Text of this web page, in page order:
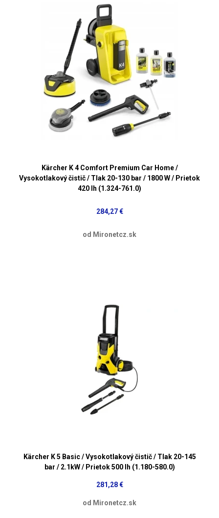
Kärcher K 4 Comfort Premium Car Home /
Vysokotlakový čistič / Tlak 20-130 bar / 1800 W / Prietok
420 lh (1.324-761.0)
284,27 €
od Mironetcz.sk
Kärcher K 5 Basic / Vysokotlakový čistič / Tlak 20-145
bar / 2.1kW / Prietok 500 lh (1.180-580.0)
281,28 €
od Mironetcz.sk